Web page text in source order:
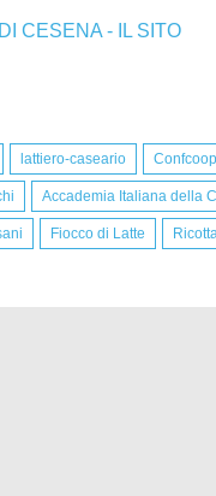
CESENA - IL SITO
lattiero-caseario
Accademia Italiana della
Fiocco di Latte